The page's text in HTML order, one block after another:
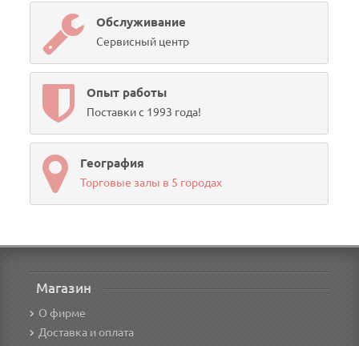
Обслуживание
Сервисный центр
Опыт работы
Поставки с 1993 года!
География
Торговые залы в 5 городах
Магазин
О фирме
Доставка и оплата